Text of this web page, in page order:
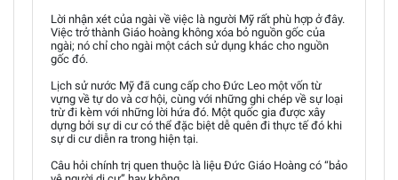
Lời nhận xét của ngài về việc là người Mỹ rất phù hợp ở đây.
Việc trở thành Giáo hoàng không xóa bỏ nguồn gốc của
ngài; nó chỉ cho ngài một cách sử dụng khác cho nguồn
gốc đó.
Lịch sử nước Mỹ đã cung cấp cho Đức Leo một vốn từ
vựng về tự do và cơ hội, cùng với những ghi chép về sự loại
trừ đi kèm với những lời hứa đó. Một quốc gia được xây
dựng bởi sự di cư có thể đặc biệt dễ quên đi thực tế đó khi
sự di cư diễn ra trong hiện tại.
Câu hỏi chính trị quen thuộc là liệu Đức Giáo Hoàng có “bảo